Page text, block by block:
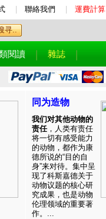
聯絡我們 運費計算
閱讀 雜誌
同为造物
我们对其他动物的
责任，人类有责任
将一切有感受能力
的动物，都作为康
德所说的“目的自
身”来对待。集中呈
现了科斯嘉德关于
动物议题的核心研
究成果，也是动物
伦理领域的重要著
作。...